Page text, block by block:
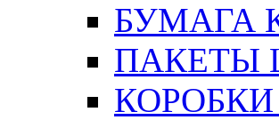
БУМАГА
ПАКЕТЫ